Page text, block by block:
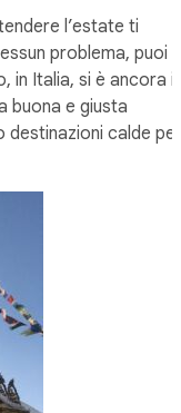
l’estate ti
problema, puoi
in Italia, si è ancora
buona e giusta
calde per